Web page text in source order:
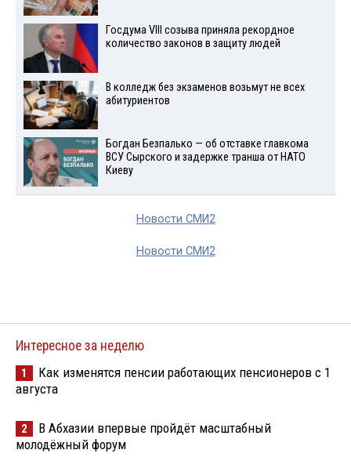
Госдума VIII созыва приняла рекордное
количество законов в защиту людей
В колледж без экзаменов возьмут не всех
абитуриентов
Богдан Безпалько — об отставке главкома
ВСУ Сырского и задержке транша от НАТО
Киеву
Новости СМИ2
Новости СМИ2
Интересное за неделю
1
Как изменятся пенсии работающих пенсионеров с 1
августа
2
В Абхазии впервые пройдёт масштабный
молодёжный форум